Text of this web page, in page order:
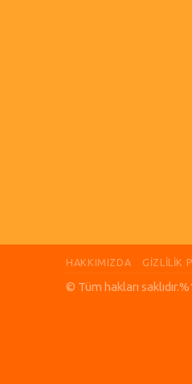
HAKKIMIZDA GIZLILIK
© Tüm hakları